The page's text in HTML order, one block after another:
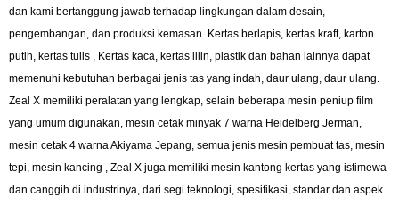
dan kami bertanggung jawab terhadap lingkungan dalam desain,
pengembangan, dan produksi kemasan. Kertas berlapis, kertas kraft, karton
putih, kertas tulis , Kertas kaca, kertas lilin, plastik dan bahan lainnya dapat
memenuhi kebutuhan berbagai jenis tas yang indah, daur ulang, daur ulang.
Zeal X memiliki peralatan yang lengkap, selain beberapa mesin peniup film
yang umum digunakan, mesin cetak minyak 7 warna Heidelberg Jerman,
mesin cetak 4 warna Akiyama Jepang, semua jenis mesin pembuat tas, mesin
tepi, mesin kancing , Zeal X juga memiliki mesin kantong kertas yang istimewa
dan canggih di industrinya, dari segi teknologi, spesifikasi, standar dan aspek